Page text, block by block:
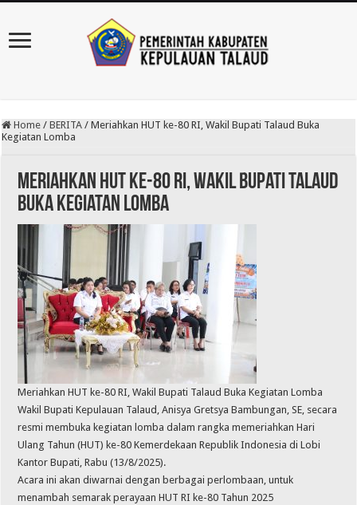
Home / BERITA / Meriahkan HUT ke-80 RI, Wakil Bupati Talaud Buka
Kegiatan Lomba
Meriahkan HUT ke-80 RI, Wakil Bupati Talaud
Buka Kegiatan Lomba
Meriahkan HUT ke-80 RI, Wakil Bupati Talaud Buka Kegiatan Lomba
Wakil Bupati Kepulauan Talaud, Anisya Gretsya Bambungan, SE, secara
resmi membuka kegiatan lomba dalam rangka memeriahkan Hari
Ulang Tahun (HUT) ke-80 Kemerdekaan Republik Indonesia di Lobi
Kantor Bupati, Rabu (13/8/2025).
Acara ini akan diwarnai dengan berbagai perlombaan, untuk
menambah semarak perayaan HUT RI ke-80 Tahun 2025